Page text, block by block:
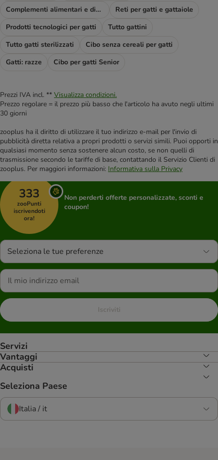
Complementi alimentari e diete
Reti per gatti e gattaiole
Prodotti tecnologici per gatti
Tutto gattini
Tutto gatti sterilizzati
Cibo senza cereali per gatti
Gatti: razze
Cibo per gatti Senior
Prezzi IVA incl. ** Visualizza condizioni.
Prezzo regolare = il prezzo più basso che l'articolo ha avuto negli ultimi
30 giorni
zooplus ha il diritto di utilizzare il tuo indirizzo e-mail per l'invio di
pubblicità diretta relativa a propri prodotti o servizi simili. Puoi opporti in
qualsiasi momento senza sostenere alcun costo, se non quelli di
trasmissione secondo le tariffe di base, contattando il Servizio Clienti di
zooplus. Per maggiori informazioni: Informativa sulla Privacy
333
zooPunti
iscrivendoti
ora!
Non perderti offerte personalizzate, sconti e
coupon!
Seleziona le tue preferenze
Iscriviti
Servizi
Vantaggi
Acquisti
Seleziona Paese
Italia / it